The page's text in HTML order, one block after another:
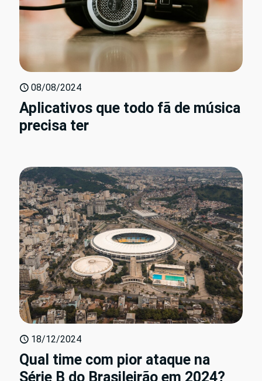
08/08/2024
Aplicativos que todo fã de música
precisa ter
18/12/2024
Qual time com pior ataque na
Série B do Brasileirão em 2024?